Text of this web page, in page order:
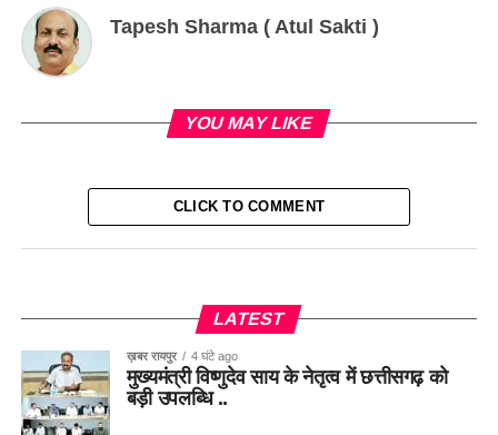
Tapesh Sharma ( Atul Sakti )
YOU MAY LIKE
CLICK TO COMMENT
LATEST
ख़बर रायपुर 4 घंटे ago
मुख्यमंत्री विष्णुदेव साय के नेतृत्व में छत्तीसगढ़ को
बड़ी उपलब्धि ..